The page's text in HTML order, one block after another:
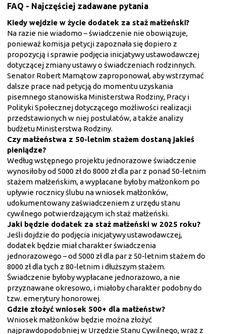
FAQ - Najczęściej zadawane pytania
Kiedy wejdzie w życie dodatek za staż małżeński?
Na razie nie wiadomo – świadczenie nie obowiązuje,
ponieważ komisja petycji zapoznała się dopiero z
propozycją i sprawie podjęcia inicjatywy ustawodawczej
dotyczącej zmiany ustawy o świadczeniach rodzinnych.
Senator Robert Mamątow zaproponował, aby wstrzymać
dalsze prace nad petycją do momentu uzyskania
pisemnego stanowiska Ministerstwa Rodziny, Pracy i
Polityki Społecznej dotyczącego możliwości realizacji
przedstawionych w niej postulatów, a także analizy
budżetu Ministerstwa Rodziny.
Czy małżeństwa z 50-letnim stażem dostaną jakieś
pieniądze?
Według wstępnego projektu jednorazowe świadczenie
wynosiłoby od 5000 zł do 8000 zł dla par z ponad 50-letnim
stażem małżeńskim, a wypłacane byłoby małżonkom po
upływie rocznicy ślubu na wniosek małżonków,
udokumentowany zaświadczeniem z urzędu stanu
cywilnego potwierdzającym ich staż małżeński.
Jaki będzie dodatek za staż małżeński w 2025 roku?
Jeśli dojdzie do podjęcia inicjatywy ustawodawczej,
dodatek będzie miał charakter świadczenia
jednorazowego – od 5000 zł dla par z 50-letnim stażem do
8000 zł dla tych z 80-letnim i dłuższym stażem.
Świadczenie byłoby wypłacane jednorazowo, a nie
przyznawane okresowo, i miałoby charakter podobny do
tzw. emerytury honorowej.
Gdzie złożyć wniosek 500+ dla małżeństw?
Wniosek małżonków będzie można złożyć
najprawdopodobniej w Urzędzie Stanu Cywilnego, wraz z